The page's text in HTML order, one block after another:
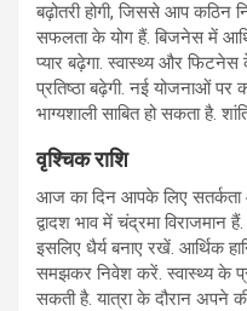
बढ़ोतरी होगी, जिससे आप कठिन
सफलता के योग हैं. बिजनेस में
प्यार बढ़ेगा. स्वास्थ्य और
प्रतिष्ठा बढ़ेगी. नई योजनाओं
भाग्यशाली साबित हो सकता है.
वृश्चिक राशि
आज का दिन आपके लिए सतर्कता
द्वादश भाव में चंद्रमा
इसलिए धैर्य बनाए रखें. आर्थिक
समझकर निवेश करें. स्वास्थ्य के
सकती है. यात्रा के दौरान अपने